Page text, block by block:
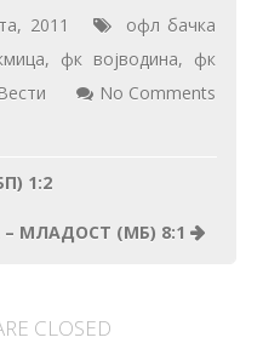
2011
офл бачка
, фк војводина, фк
Вести
No Comments
1:2
МЛАДОСТ (МБ) 8:1
CLOSED